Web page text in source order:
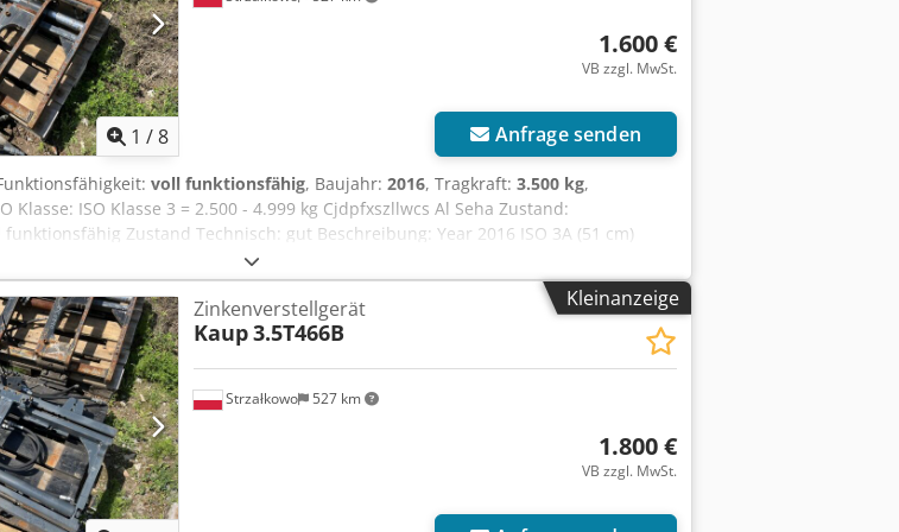
1 /8
1.600 €
VB zzgl. MwSt.
Anfrage senden
voll funktionsfähig, Baujahr: 2016, Tragkraft: 3.500 kg,
Klasse: ISO Klasse 3 = 2.500 - 4.999 kg Cjdpfxszllwcs Al Seha Zustand:
Zustand Technisch: gut Beschreibung: Year 2016 ISO 3A (51 cm)
Opening range 365-960 mm Width 1100 mm ID OS2032
Kleinanzeige
Strzałkowo 527 km
Zinkenverstellgerät
Kaup3.5T466B
1.800 €
VB zzgl. MwSt.